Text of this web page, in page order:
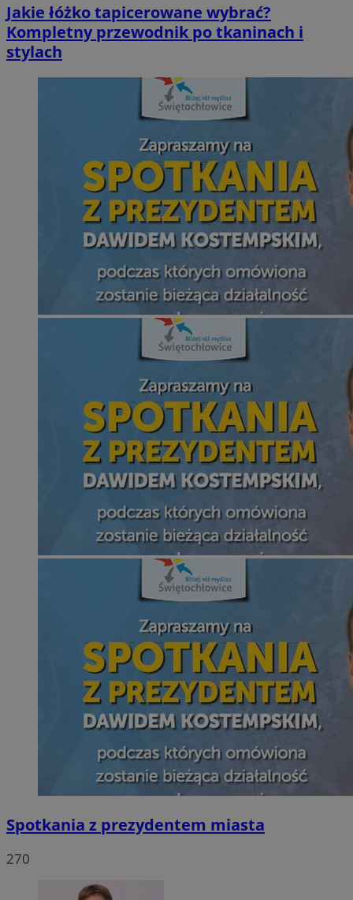
Jakie łóżko tapicerowane wybrać?
Kompletny przewodnik po tkaninach i
stylach
Spotkania z prezydentem miasta
270